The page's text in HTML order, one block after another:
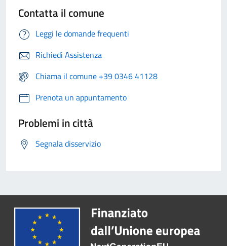
Contatta il comune
Leggi le domande frequenti
Richiedi Assistenza
Chiama il comune +39 0346 41128
Prenota un appuntamento
Problemi in città
Segnala disservizio